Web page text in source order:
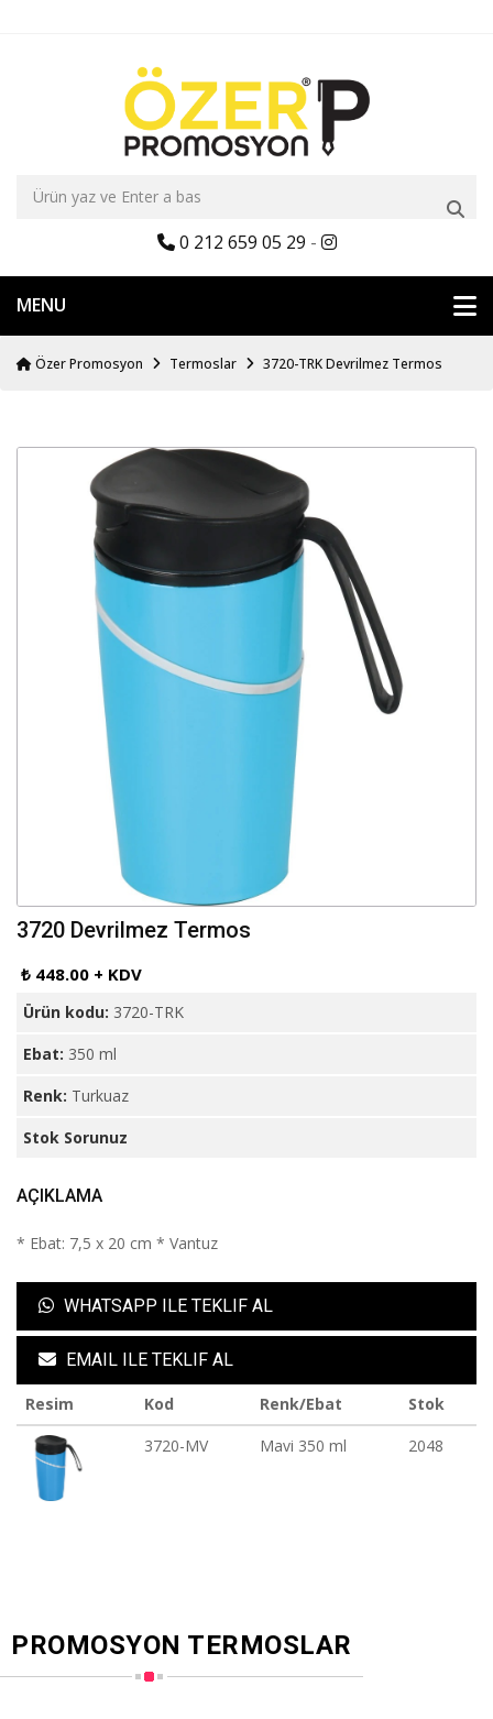
0 212 659 05 29 -
MENU
Özer Promosyon Termoslar 3720-TRK Devrilmez Termos
3720 Devrilmez Termos
₺ 448.00 + KDV
Ürün kodu: 3720-TRK
Ebat: 350 ml
Renk: Turkuaz
Stok Sorunuz
AÇIKLAMA
* Ebat: 7,5 x 20 cm * Vantuz
WHATSAPP ILE TEKLIF AL
EMAIL ILE TEKLIF AL
Resim Kod Renk/Ebat
Stok
3720-MV
Mavi 350 ml 2048
PROMOSYON TERMOSLAR